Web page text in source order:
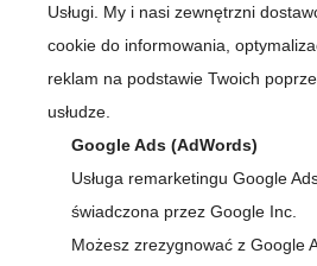
Usługi. My i nasi zewnętrzni
cookie do informowania,
reklam na podstawie Twoich
usłudze.
Google Ads (AdWords)
Usługa remarketingu Google
świadczona przez Google Inc.
Możesz zrezygnować z Google